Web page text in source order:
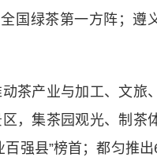
国绿茶第一方阵；遵
产业与加工、文旅、
，集茶园观光、制茶
强县”榜首；都匀推出